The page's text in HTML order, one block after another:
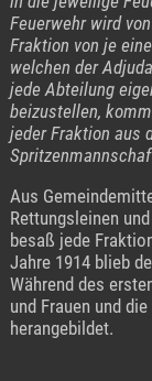
Feuerwehr wird
Fraktion von je
welchen der
jede Abteilung
beizustellen,
jeder Fraktion aus
Aus
Rettungsleinen
besaß jede
Jahre 1914 blieb
Während des
und Frauen und
herangebildet.